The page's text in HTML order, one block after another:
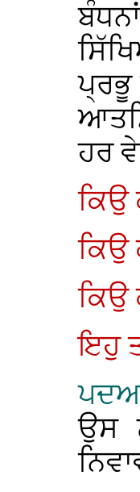
ਪ੍ਰਭੂ
ਹਰ
ਕਿਉ
ਕਿਉ
ਕਿਉ
ਇਹੁ
ਉਸ